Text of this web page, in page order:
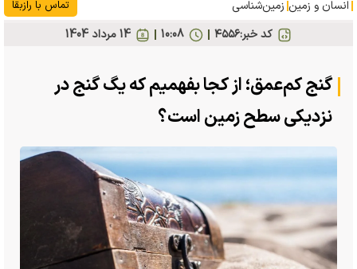
انسان و زمین زمین‌شناسی تماس با رازبقا
کد خبر:۴۵۵۶ 14 مرداد 1404 10:08
گنج کم‌عمق؛ از کجا بفهمیم که یگ گنج در
نزدیکی سطح زمین است؟